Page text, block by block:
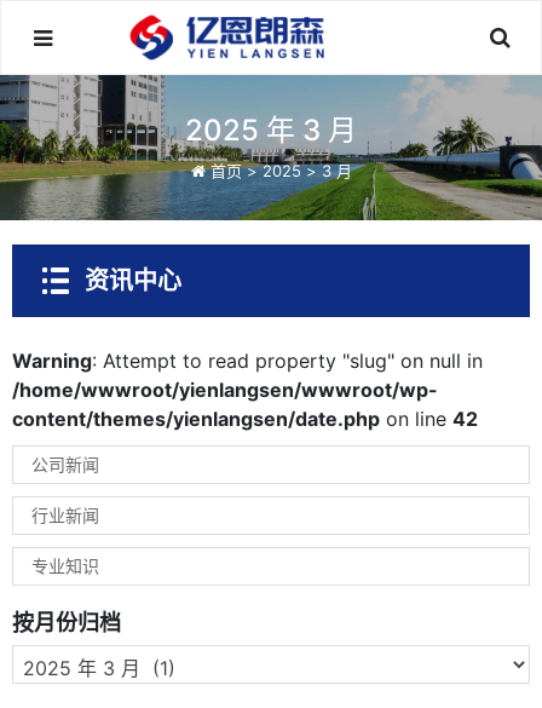
2025 年 3 月
首页 >2025 >3 月
资讯中心
Warning: Attempt to read property "slug" on null in
/home/wwwroot/yienlangsen/wwwroot/wp-
content/themes/yienlangsen/date.php on line 42
公司新闻
行业新闻
专业知识
按月份归档